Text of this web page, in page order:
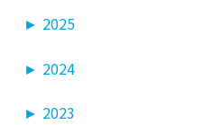
► 2025
► 2024
► 2023